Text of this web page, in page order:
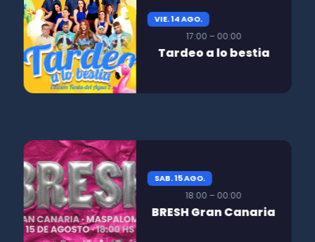
VIE. 14 AGO.
17:00 – 00:00
Tardeo a lo bestia
SAB. 15 AGO.
18:00 – 00:00
BRESH Gran Canaria